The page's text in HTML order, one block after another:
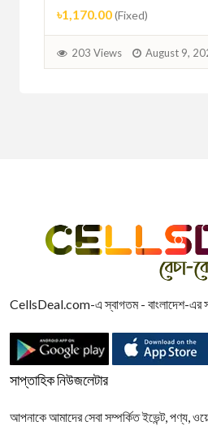
৳1,170.00(Fixed)
203 Views August 9,
CellsDeal.com-এ স্বাগতম - বাংলাদেশ-এর
সাপ্তাহিক নিউজলেটার
আপনাকে আমাদের সেবা সম্পর্কিত ইভেন্ট, পণ্য,